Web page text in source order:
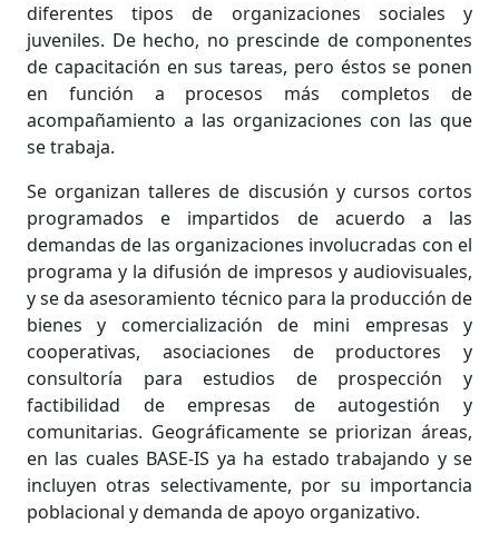
diferentes tipos de organizaciones sociales y
juveniles. De hecho, no prescinde de componentes
de capacitación en sus tareas, pero éstos se ponen
en función a procesos más completos de
acompañamiento a las organizaciones con las que
se trabaja.
Se organizan talleres de discusión y cursos cortos
programados e impartidos de acuerdo a las
demandas de las organizaciones involucradas con el
programa y la difusión de impresos y audiovisuales,
y se da asesoramiento técnico para la producción de
bienes y comercialización de mini empresas y
cooperativas, asociaciones de productores y
consultoría para estudios de prospección y
factibilidad de empresas de autogestión y
comunitarias. Geográficamente se priorizan áreas,
en las cuales BASE-IS ya ha estado trabajando y se
incluyen otras selectivamente, por su importancia
poblacional y demanda de apoyo organizativo.